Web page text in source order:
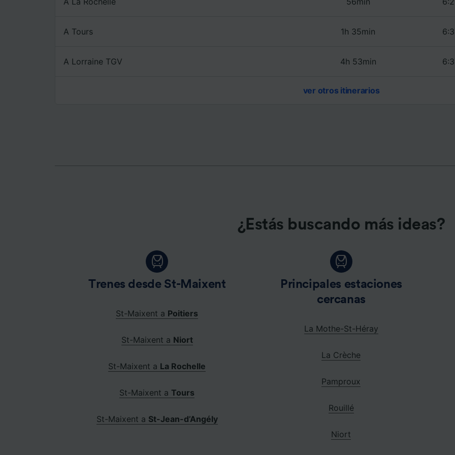
A Tours 1h 35min
A Lorraine TGV 4h 53min
ver otros itinerarios
¿Estás buscando más ideas?
Trenes desde St-Maixent
St-Maixent a Poitiers
St-Maixent a Niort
St-Maixent a La Rochelle
St-Maixent a Tours
St-Maixent a St-Jean-d’Angély
Principales estaciones
cercanas
La Mothe-St-Héray
La Crèche
Pamproux
Rouillé
Niort